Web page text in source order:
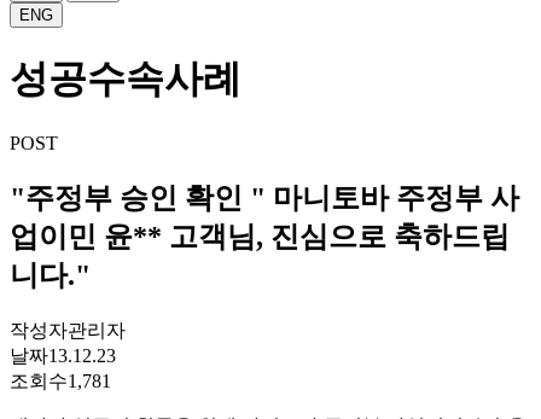
ENG
성공수속사례
POST
"주정부 승인 확인 " 마니토바 주정부 사
업이민 윤** 고객님, 진심으로 축하드립
니다."
작성자관리자
날짜13.12.23
조회수1,781